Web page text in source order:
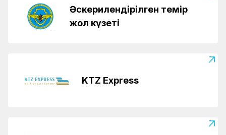
Әскерилендірілген темір
жол күзеті
KTZ Express